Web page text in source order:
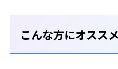
こんな方にオスス